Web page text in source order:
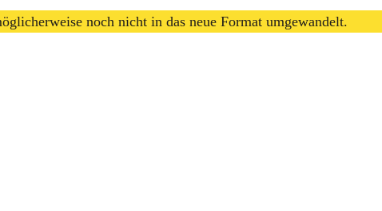
noch nicht in das neue Format umgewandelt.